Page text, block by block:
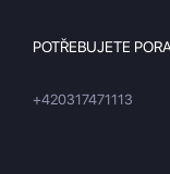
POTŘEBUJETE
+420317471113